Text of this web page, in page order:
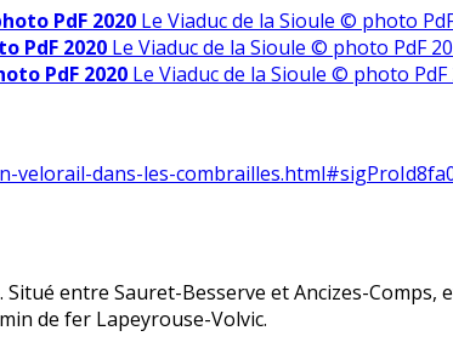
PdF 2020 Le Viaduc de la Sioule © photo
PdF 2020 Le Viaduc de la Sioule © photo PdF
PdF 2020 Le Viaduc de la Sioule © photo PdF
dans-les-
entre Sauret-Besserve et Ancizes-Comps,
de fer Lapeyrouse-Volvic.